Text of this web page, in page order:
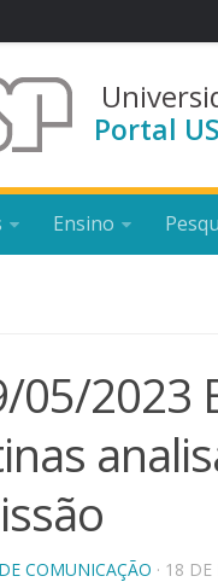
Portal
Ensino
05/2023
COMUNICAÇÃO · 18